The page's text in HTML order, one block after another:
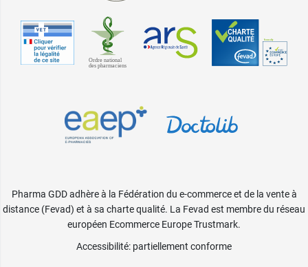
Pharma GDD adhère à la Fédération du e-commerce et de la vente à
distance (Fevad) et à sa charte qualité. La Fevad est membre du réseau
européen Ecommerce Europe Trustmark.
Accessibilité: partiellement conforme